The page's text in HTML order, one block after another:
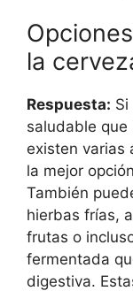
la
Respuesta:
saludable que
existen varias
la mejor
También
hierbas frías,
frutas o
fermentada
digestiva.